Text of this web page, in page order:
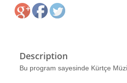
Description
Bu program sayesinde Kürtçe